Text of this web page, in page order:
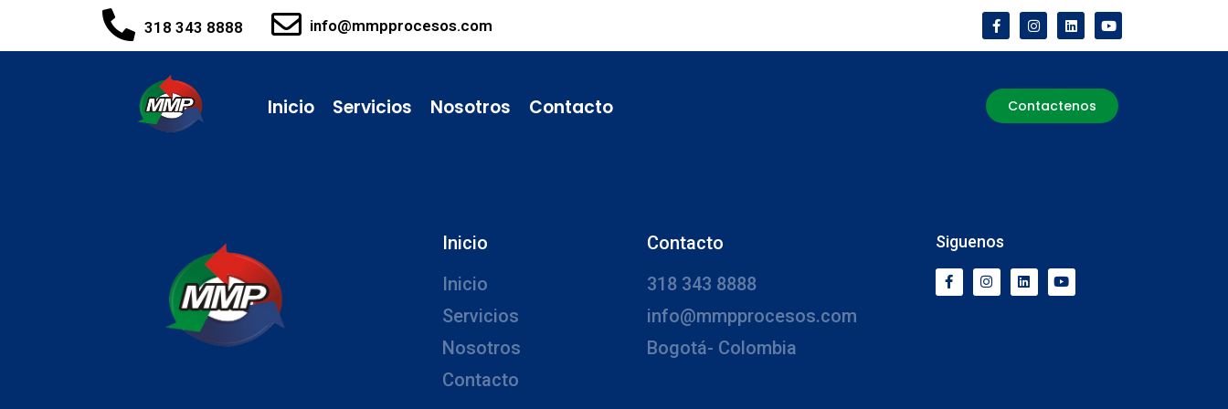
318 343 8888 info@mmpprocesos.com
Inicio Servicios Nosotros Contacto Contactenos
Inicio
Inicio
Servicios
Nosotros
Contacto
Contacto
318 343 8888
info@mmpprocesos.com
Bogotá- Colombia
Siguenos